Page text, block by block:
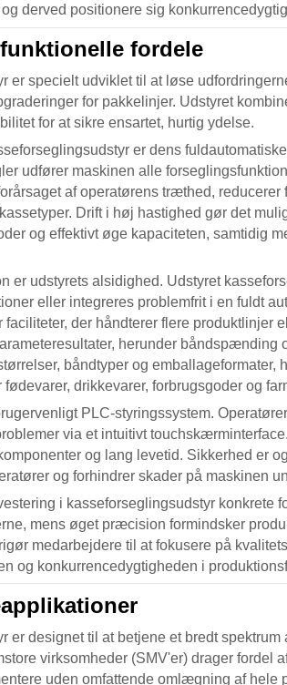
derved positionere sig
fordele
er specielt udviklet til at løse
for pakkelinjer. Udstyret
for at sikre ensartet, hurtig ydelse.
er dens
udfører maskinen alle
af operatørens træthed, reducerer
Drift i høj hastighed gør det
og effektivt øge kapaciteten, samtidig
er udstyrets alsidighed. Udstyret
eller integreres problemfrit i en fuldt
der håndterer flere produktlinjer
herunder båndspænding
båndtyper og emballageformater,
drikkevarer, forbrugsgoder og
PLC-styringssystem.
via et intuitivt
og lang levetid. Sikkerhed er
og forhindrer skader på maskinen
i kasseforseglingsudstyr konkrete
mens øget præcision formindsker
medarbejdere til at fokusere på
og konkurrencedygtigheden i
er designet til at betjene et bredt spektrum
virksomheder (SMV'er) drager fordel
uden omfattende omlægning af hele